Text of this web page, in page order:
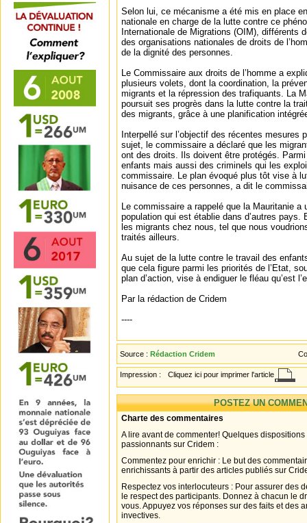
Selon lui, ce mécanisme a été mis en place
nationale en charge de la lutte contre ce
Internationale de Migrations (OIM), différents
des organisations nationales de droits de
de la dignité des personnes.
Le Commissaire aux droits de l’homme a
plusieurs volets, dont la coordination, la
migrants et la répression des trafiquants. La
poursuit ses progrès dans la lutte contre la
des migrants, grâce à une planification
Interpellé sur l’objectif des récentes mesures
sujet, le commissaire a déclaré que les
ont des droits. Ils doivent être protégés.
enfants mais aussi des criminels qui les
commissaire. Le plan évoqué plus tôt vise à
nuisance de ces personnes, a dit le
Le commissaire a rappelé que la Mauritanie a
population qui est établie dans d’autres
les migrants chez nous, tel que nous
traités ailleurs.
Au sujet de la lutte contre le travail des
que cela figure parmi les priorités de l’Etat,
plan d’action, vise à endiguer le fléau qu’est
Par la rédaction de Cridem
----
Source : Rédaction Cridem
Impression : Cliquez ici pour imprimer l'article
POSTEZ UN
Charte des commentaires
A lire avant de commenter! Quelques
passionnants sur Cridem :
Commentez pour enrichir : Le but des
enrichissants à partir des articles publiés sur
Respectez vos interlocuteurs : Pour assurer des
le respect des participants. Donnez à chacun le
vous. Appuyez vos réponses sur des faits et des
invectives.